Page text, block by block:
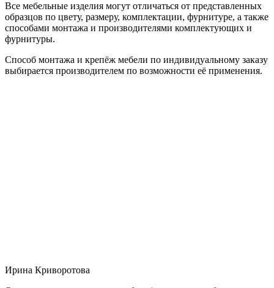
Все мебельные изделия могут отличаться от представленных
образцов по цвету, размеру, комплектации, фурнитуре, а также
способами монтажа и производителями комплектующих и
фурнитуры.
Способ монтажа и крепёж мебели по индивидуальному заказу
выбирается производителем по возможности её применения.
Ирина Криворотова